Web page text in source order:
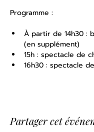
Programme :
À partir de 14h30 :
(en supplément)
15h : spectacle de
16h30 : spectacle
Partager cet